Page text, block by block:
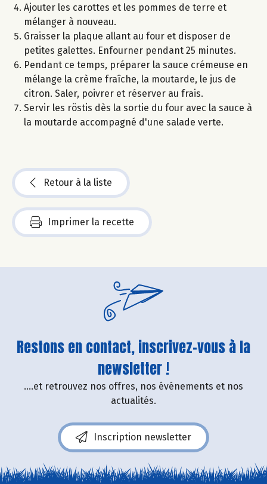
Ajouter les carottes et les pommes de terre et
mélanger à nouveau.
Graisser la plaque allant au four et disposer de
petites galettes. Enfourner pendant 25 minutes.
Pendant ce temps, préparer la sauce crémeuse en
mélange la crème fraîche, la moutarde, le jus de
citron. Saler, poivrer et réserver au frais.
Servir les röstis dès la sortie du four avec la sauce à
la moutarde accompagné d'une salade verte.
Retour à la liste
Imprimer la recette
Restons en contact, inscrivez-vous à la
newsletter !
....et retrouvez nos offres, nos événements et nos
actualités.
Inscription newsletter